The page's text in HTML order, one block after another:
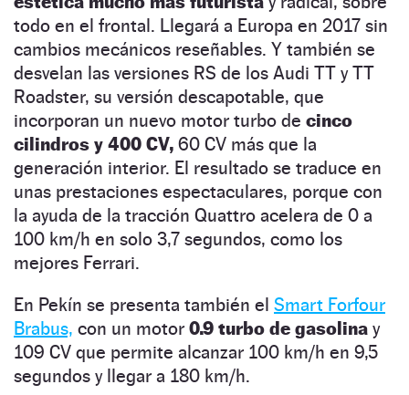
todo en el frontal. Llegará a Europa en 2017 sin
cambios mecánicos reseñables. Y también se
desvelan las versiones RS de los Audi TT y TT
Roadster, su versión descapotable, que
incorporan un nuevo motor turbo de cinco
cilindros y 400 CV, 60 CV más que la
generación interior. El resultado se traduce en
unas prestaciones espectaculares, porque con
la ayuda de la tracción Quattro acelera de 0 a
100 km/h en solo 3,7 segundos, como los
mejores Ferrari.
En Pekín se presenta también el Smart Forfour
Brabus, con un motor 0.9 turbo de gasolina y
109 CV que permite alcanzar 100 km/h en 9,5
segundos y llegar a 180 km/h.